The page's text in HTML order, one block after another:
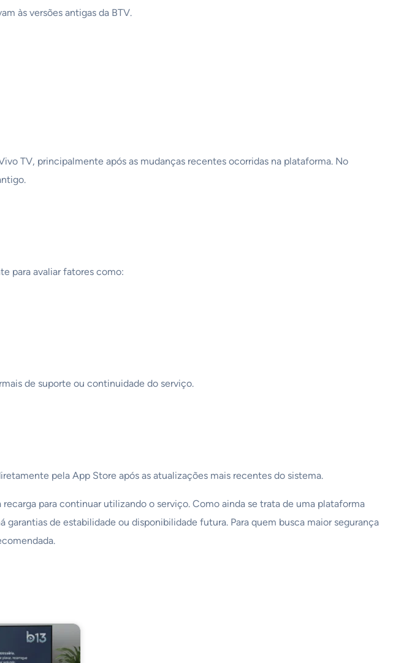
às versões antigas da BTV.
TV, principalmente após as mudanças recentes ocorridas na plataforma. No
para avaliar fatores como:
de suporte ou continuidade do serviço.
pela App Store após as atualizações mais recentes do sistema.
para continuar utilizando o serviço. Como ainda se trata de uma plataforma
de estabilidade ou disponibilidade futura. Para quem busca maior segurança